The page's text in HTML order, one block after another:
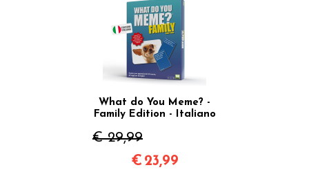
What do You Meme? -
Family Edition - Italiano
€ 29,99
€ 23,99